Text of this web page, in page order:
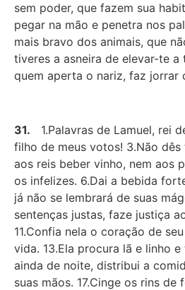
sem poder, que fazem sua
pegar na mão e penetra nos
mais bravo dos animais, que
tiveres a asneira de elevar-te
quem aperta o nariz, faz jorrar
31. 1.Palavras de Lamuel, rei
filho de meus votos! 3.Não
aos reis beber vinho, nem aos
os infelizes. 6.Dai a bebida
já não se lembrará de suas
sentenças justas, faze justiça
11.Confia nela o coração de
vida. 13.Ela procura lã e linho
ainda de noite, distribui a
suas mãos. 17.Cinge os rins